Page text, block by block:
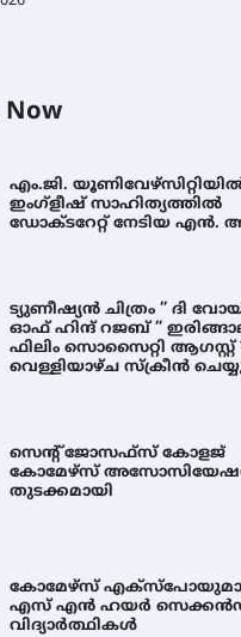
Now
അവധി
എം.ജി.
ഇംഗ്ളീഷ് സാഹിത്യത്തിൽ
ഡോക്ടറേറ്റ് നേടിയ എൻ.
ട്യുണീഷ്യൻ ചിത്രം ” ദി
ഓഫ് ഹിന്ദ് റജബ് ”
ഫിലിം സൊസൈറ്റി ആഗസ്റ്റ്
വെള്ളിയാഴ്ച സ്‌ക്രീൻ
സെന്റ് ജോസഫ്സ് കോളജ്
കോമേഴ്‌സ്
തുടക്കമായി
കോമേഴ്സ്
എസ് എൻ ഹയർ
വിദ്യാർത്ഥികൾ